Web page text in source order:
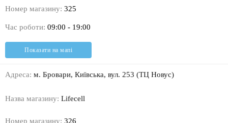
Номер магазину: 325
Час роботи: 09:00 - 19:00
Показати на мапі
Адреса: м. Бровари, Київська, вул. 253 (ТЦ Новус)
Назва магазину: Lifecell
Номер магазину: 326